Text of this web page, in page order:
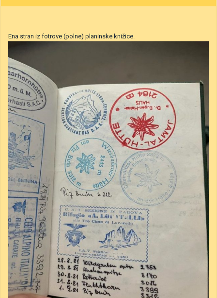
Ena stran iz fotrove (polne) planinske knižice.